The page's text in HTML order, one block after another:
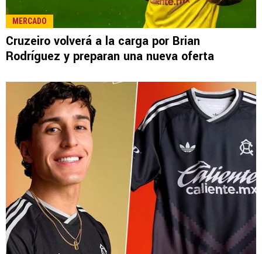
MERCADO
Cruzeiro volverá a la carga por Brian
Rodríguez y preparan una nueva oferta